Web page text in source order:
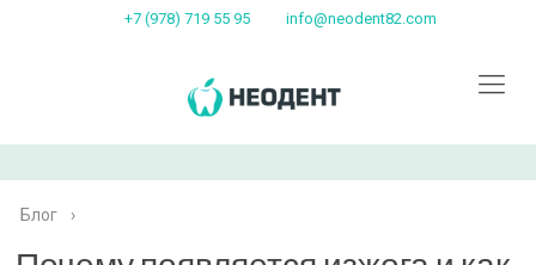
+7 (978) 719 55 95 info@neodent82.com
Блог ›